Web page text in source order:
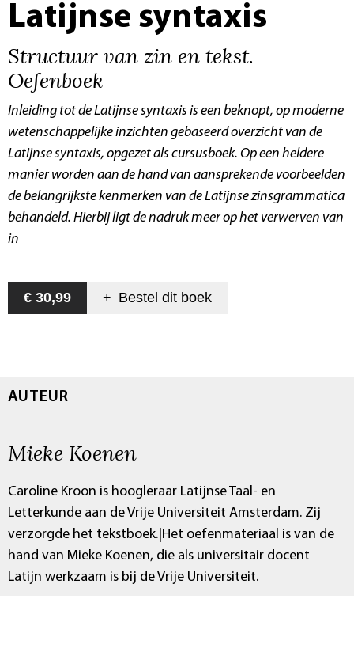
Latijnse syntaxis
Structuur van zin en tekst.
Oefenboek
Inleiding tot de Latijnse syntaxisis een beknopt, op moderne
wetenschappelijke inzichten gebaseerd overzicht van de
Latijnse syntaxis, opgezet als cursusboek. Op een heldere
manier worden aan de hand van aansprekende voorbeelden
de belangrijkste kenmerken van de Latijnse zinsgrammatica
behandeld. Hierbij ligt de nadruk meer op het verwerven van
in
€ 30,99 + Bestel dit boek
AUTEUR
Mieke Koenen
Caroline Kroon is hoogleraar Latijnse Taal- en
Letterkunde aan de Vrije Universiteit Amsterdam. Zij
verzorgde het tekstboek.|Het oefenmateriaal is van de
hand van Mieke Koenen, die als universitair docent
Latijn werkzaam is bij de Vrije Universiteit.